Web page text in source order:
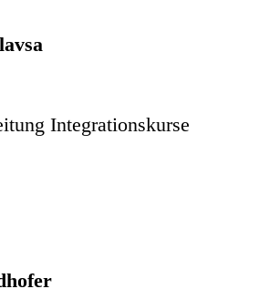
Integrationskurse